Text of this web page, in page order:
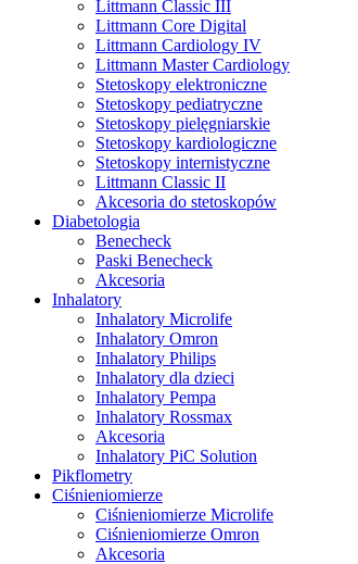
Littmann Classic III
Littmann Core Digital
Littmann Cardiology IV
Littmann Master Cardiology
Stetoskopy elektroniczne
Stetoskopy pediatryczne
Stetoskopy pielęgniarskie
Stetoskopy kardiologiczne
Stetoskopy internistyczne
Littmann Classic II
Akcesoria do stetoskopów
Diabetologia
Benecheck
Paski Benecheck
Akcesoria
Inhalatory
Inhalatory Microlife
Inhalatory Omron
Inhalatory Philips
Inhalatory dla dzieci
Inhalatory Pempa
Inhalatory Rossmax
Akcesoria
Inhalatory PiC Solution
Pikflometry
Ciśnieniomierze
Ciśnieniomierze Microlife
Ciśnieniomierze Omron
Akcesoria